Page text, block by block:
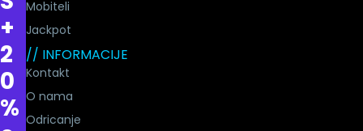
+
2
0
%
Mobiteli
Jackpot
// INFORMACIJE
Kontakt
O nama
Odricanje